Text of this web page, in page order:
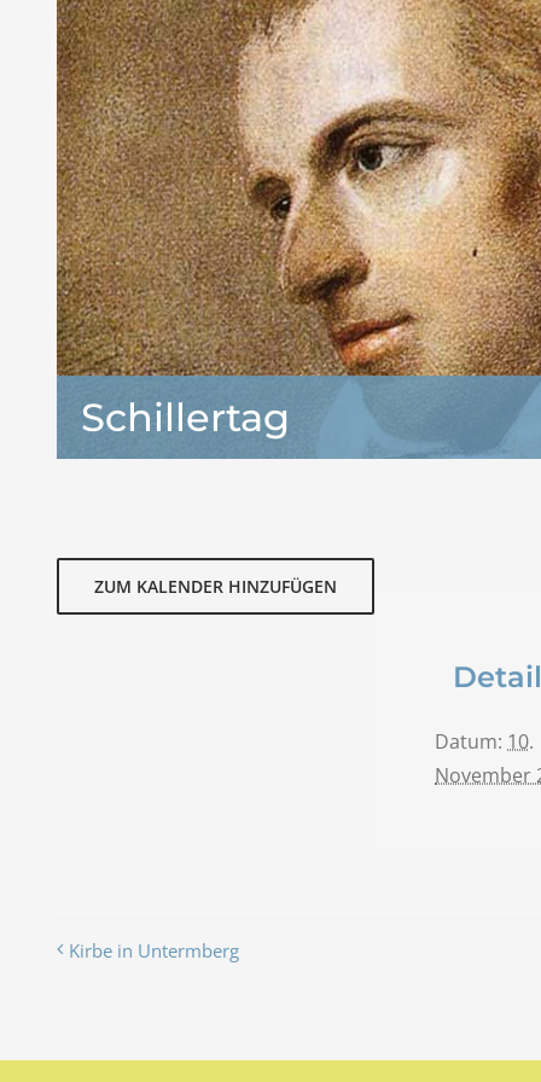
Schillertag
ZUM KALENDER HINZUFÜGEN
Datum: 10.
November
Kirbe in Untermberg